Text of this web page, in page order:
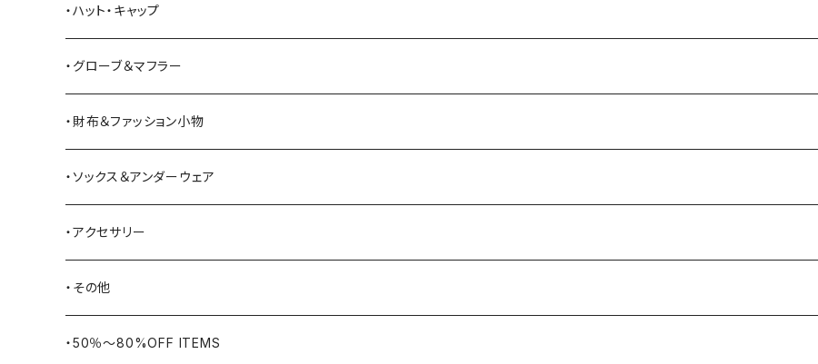
Bass Pro Shops
BATTLE LAKE
Barbour
BAYSIDE
BELSTAFF
BIG BILL
WORKERS BIGDAY
カーディガン
パーカー
ツナギ
ジャージ・スウェット
ハーフパンツ・ショートパンツ
リュック・バックパック
ボストンバッグ・ダッフルバッグ
ヒップバッグ・ファニーパック
ブリーフケース
ツールバッグ
スニーカー
サンダル
その他シューズ
シュー用品
・ハット・キャップ
・グローブ＆マフラー
・財布＆ファッション小物
・ソックス＆アンダーウェア
・アクセサリー
バングル・ブレスレット
リング
・その他
ヴィンテージ
・50％〜80%OFF ITEMS